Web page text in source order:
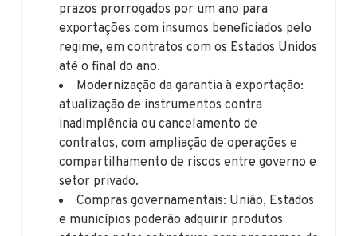
prazos prorrogados por um ano para
exportações com insumos beneficiados pelo
regime, em contratos com os Estados Unidos
até o final do ano.
Modernização da garantia à exportação:
atualização de instrumentos contra
inadimplência ou cancelamento de
contratos, com ampliação de operações e
compartilhamento de riscos entre governo e
setor privado.
Compras governamentais: União, Estados
e municípios poderão adquirir produtos